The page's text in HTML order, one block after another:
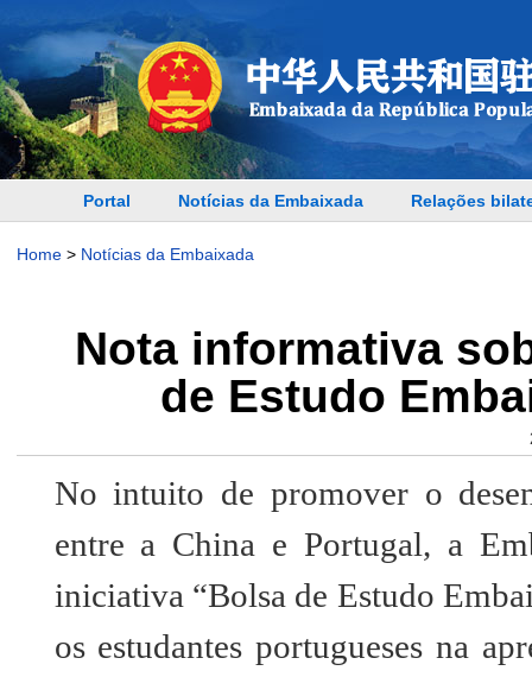
Portal Notícias da Embaixada Relações
Home> Notícias da Embaixada
Nota informativa
de Estudo
No intuito de promover o
entre a China e Portugal, a
iniciativa “Bolsa de Estudo
os estudantes portugueses na